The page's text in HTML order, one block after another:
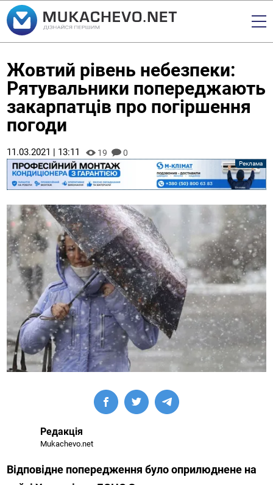
Жовтий рівень небезпеки:
Рятувальники попереджають
закарпатців про погіршення
погоди
11.03.2021 | 13:11 19 0
Редакція
Mukachevo.net
Відповідне попередження було оприлюднене на